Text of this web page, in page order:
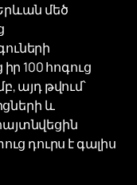
մեծ
100 հոգուց
այդ թվում՝
և
դուրս է գալիս